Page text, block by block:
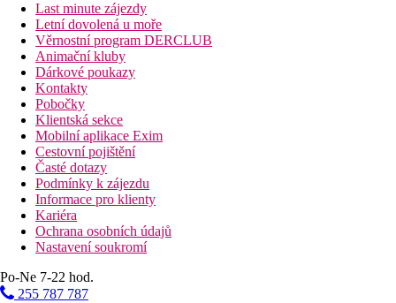
Last minute zájezdy
Letní dovolená u moře
Věrnostní program DERCLUB
Animační kluby
Dárkové poukazy
Kontakty
Pobočky
Klientská sekce
Mobilní aplikace Exim
Cestovní pojištění
Časté dotazy
Podmínky k zájezdu
Informace pro klienty
Kariéra
Ochrana osobních údajů
Nastavení soukromí
Po-Ne 7-22 hod.
255 787 787